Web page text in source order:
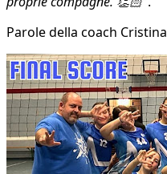
Parole della coach Cristina